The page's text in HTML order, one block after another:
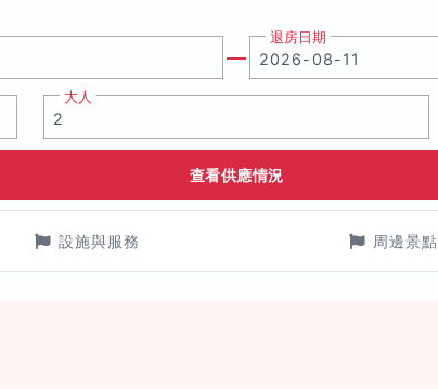
退房日期
大人
查看供應情況
設施與服務 周邊景點